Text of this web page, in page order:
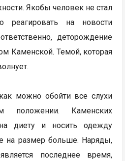
Якобы человек не стал
реагировать на новости
деторождение
Каменской. Темой, которая
можно обойти все слухи
положении. Каменских
диету и носить одежду
на размер больше. Наряды,
последнее время,